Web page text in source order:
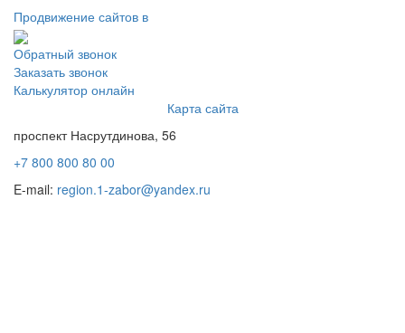
Продвижение сайтов в
Обратный звонок
Заказать звонок
Калькулятор онлайн
Карта сайта
проспект Насрутдинова, 56
+7 800 800 80 00
E-mail: region.1-zabor@yandex.ru